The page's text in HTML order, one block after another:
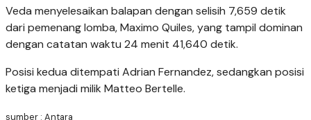
Veda menyelesaikan balapan dengan selisih 7,659 detik
dari pemenang lomba, Maximo Quiles, yang tampil dominan
dengan catatan waktu 24 menit 41,640 detik.
Posisi kedua ditempati Adrian Fernandez, sedangkan posisi
ketiga menjadi milik Matteo Bertelle.
sumber : Antara